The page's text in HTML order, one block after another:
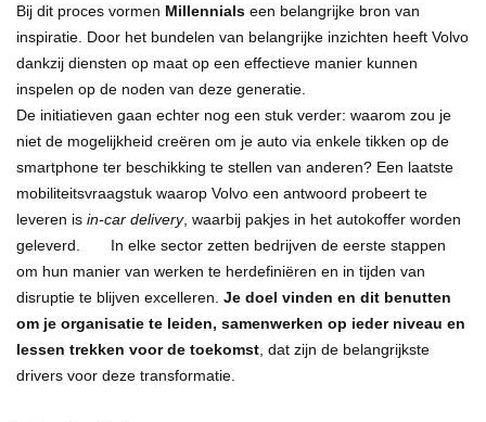
Bij dit proces vormen Millennials een belangrijke bron van
inspiratie. Door het bundelen van belangrijke inzichten heeft Volvo
dankzij diensten op maat op een effectieve manier kunnen
inspelen op de noden van deze generatie.
De initiatieven gaan echter nog een stuk verder: waarom zou je
niet de mogelijkheid creëren om je auto via enkele tikken op de
smartphone ter beschikking te stellen van anderen? Een laatste
mobiliteitsvraagstuk waarop Volvo een antwoord probeert te
leveren is in-car delivery, waarbij pakjes in het autokoffer worden
geleverd. In elke sector zetten bedrijven de eerste stappen
om hun manier van werken te herdefiniëren en in tijden van
disruptie te blijven excelleren. Je doel vinden en dit benutten
om je organisatie te leiden, samenwerken op ieder niveau en
lessen trekken voor de toekomst , dat zijn de belangrijkste
drivers voor deze transformatie.